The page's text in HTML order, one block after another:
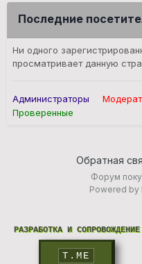
Последние
Ни одного
просматривает данную
Администраторы
Проверенные
Обратная
Форум
Powered by
РАЗРАБОТКА И СОПРОВОЖДЕНИЕ
T.ME